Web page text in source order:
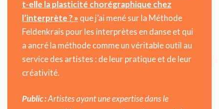
t-elle la plasticité chorégraphique chez
l’interprète ? » que j’ai mené sur la Méthode
Feldenkrais pour les interprètes en danse et qui
a ancré la méthode comme un véritable outil au
service des artistes : de leur pratique et de leur
créativité.
Public :Artistes ayant une expertise dans le